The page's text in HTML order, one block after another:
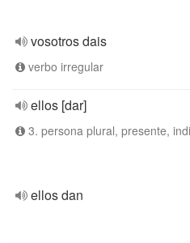
vosotros dais
verbo irregular
ellos [dar]
3. persona plural, presente,
ellos dan